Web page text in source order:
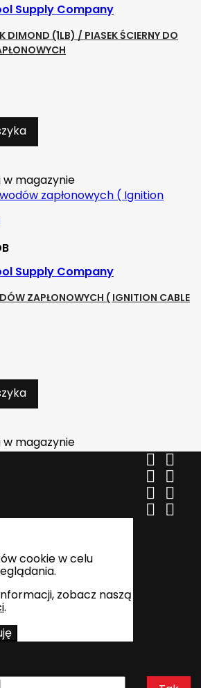
Supply Company
DIMOND (1LB) / PIASEK ŚCIERNY DO
magazynie
Supply Company
ZAPŁONOWYCH ( IGNITION CABLE
magazynie
 
 
 
 
cookie w celu
zobacz naszą
.